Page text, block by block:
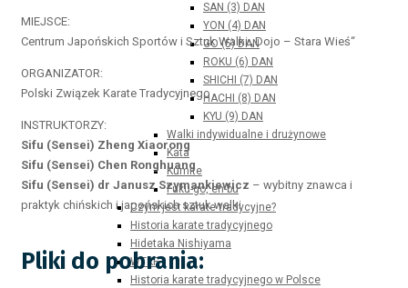
SAN (3) DAN
YON (4) DAN
GO (5) DAN
ROKU (6) DAN
SHICHI (7) DAN
HACHI (8) DAN
KYU (9) DAN
Walki indywidualne i drużynowe
Kata
Kumite
Fuku-go, en-bu
Czym jest karate tradycyjne?
Historia karate tradycyjnego
Hidetaka Nishiyama
WTKF
Historia karate tradycyjnego w Polsce
MIEJSCE:
Centrum Japońskich Sportów i Sztuk Walki „Dojo – Stara Wieś“
ORGANIZATOR:
Polski Związek Karate Tradycyjnego
INSTRUKTORZY:
Sifu (Sensei) Zheng Xiaorong
Sifu (Sensei) Chen Ronghuang
Sifu (Sensei) dr Janusz Szymankiewicz – wybitny znawca i
praktyk chińskich i japońskich sztuk walki
Pliki do pobrania: